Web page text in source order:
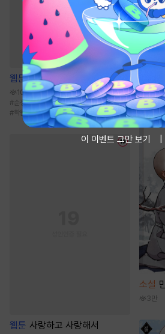
웹툰 일곱 번의 선데이
10.7만
#순정공 #연상수 #츤데레공 #현대물
#학원/캠퍼스
웹툰 사랑하고 사랑해서
소설
이 되
#현대판
소설
3만
이 이벤트 그만 보기